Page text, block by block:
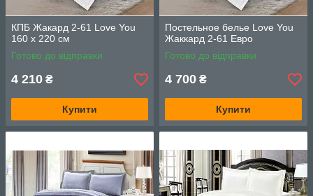
КПБ Жакард 2-61 Love You
160 x 220 см
Готово до відправки
4 210 ₴
Купити
Постельное белье Love You
Жаккард 2-61 Евро
Готово до відправки
4 700 ₴
Купити